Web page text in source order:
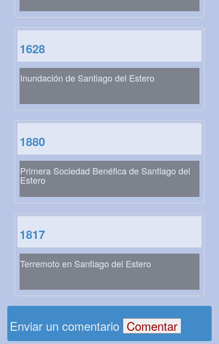
1628
Inundación de Santiago del Estero
1880
Primera Sociedad Benéfica de Santiago del
Estero
1817
Terremoto en Santiago del Estero
Enviar un comentario